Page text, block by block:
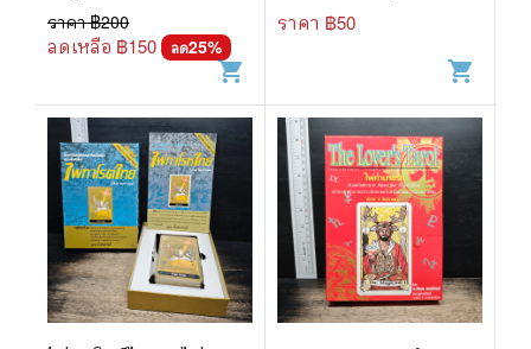
ราคา ฿200
ลดเหลือ ฿150 ลด25%
shopping_cart
ราคา ฿50
shopping_cart